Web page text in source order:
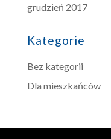
grudzień 2017
Kategorie
Bez kategorii
Dla mieszkańców